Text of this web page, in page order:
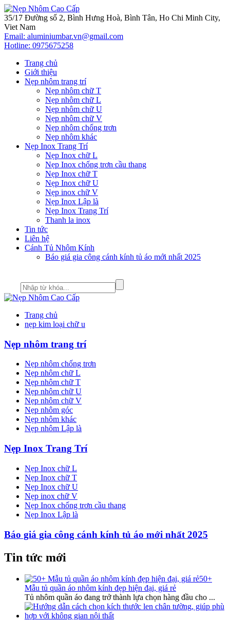
35/17 Đường số 2, Bình Hưng Hoà, Bình Tân, Ho Chi Minh City,
Viet Nam
Email: aluminiumbar.vn@gmail.com
Hotline: 0975675258
Trang chủ
Giới thiệu
Nẹp nhôm trang trí
Nẹp nhôm chữ T
Nẹp nhôm chữ L
Nẹp nhôm chữ U
Nẹp nhôm chữ V
Nẹp nhôm chống trơn
Nẹp nhôm khác
Nẹp Inox Trang Trí
Nẹp Inox chữ L
Nẹp Inox chống trơn cầu thang
Nẹp Inox chữ T
Nẹp Inox chữ U
Nẹp inox chữ V
Nẹp Inox Lập là
Nẹp Inox Trang Trí
Thanh la inox
Tin tức
Liên hệ
Cánh Tủ Nhôm Kính
Báo giá gia công cánh kính tủ áo mới nhất 2025
Trang chủ
nẹp kim loại chữ u
Nẹp nhôm trang trí
Nẹp nhôm chống trơn
Nẹp nhôm chữ L
Nẹp nhôm chữ T
Nẹp nhôm chữ U
Nẹp nhôm chữ V
Nẹp nhôm góc
Nẹp nhôm khác
Nẹp nhôm Lập là
Nẹp Inox Trang Trí
Nẹp Inox chữ L
Nẹp Inox chữ T
Nẹp Inox chữ U
Nẹp inox chữ V
Nẹp Inox chống trơn cầu thang
Nẹp Inox Lập là
Báo giá gia công cánh kính tủ áo mới nhất 2025
Tin tức mới
50+
Mẫu tủ quần áo nhôm kính đẹp hiện đại, giá rẻ
Tủ nhôm quần áo đang trở thành lựa chọn hàng đầu cho ...